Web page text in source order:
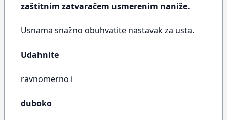
zaštitnim zatvaračem usmerenim naniže.
Usnama snažno obuhvatite nastavak za usta.
Udahnite
ravnomerno i
duboko